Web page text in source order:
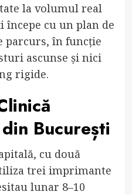
la volumul real
începe cu un plan de
parcurs, în funcție
ascunse și nici
rigide.
București
cu două
trei imprimante
lunar 8–10